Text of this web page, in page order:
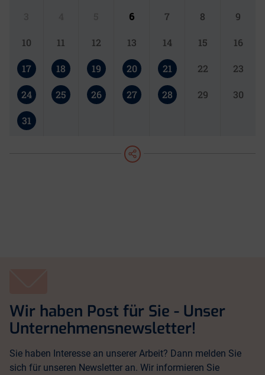
6 7 8 9
10 11 12 13 14 15 16
17 18 19 20 21 22 23
24 25 26 27 28 29 30
31
teilen
Wir haben Post für Sie - Unser
Unternehmensnewsletter!
Sie haben Interesse an unserer Arbeit? Dann melden Sie
sich für unseren Newsletter an. Wir informieren Sie